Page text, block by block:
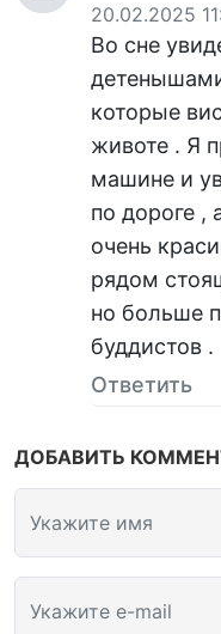
20.02.2025
Во сне
которые
животе . Я
машине и
по дороге ,
очень
рядом
но больше
буддистов .
Ответить
ДОБАВИТЬ
Укажите имя
Укажите e-mail